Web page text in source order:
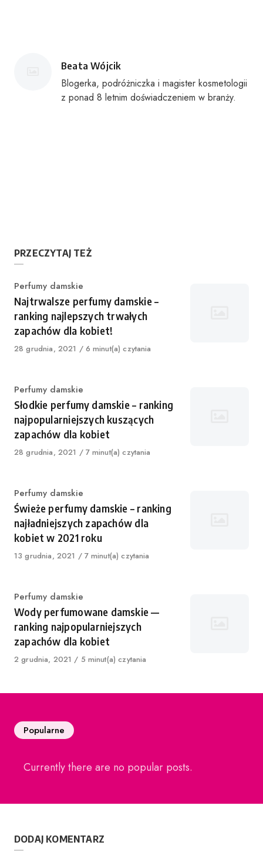
Posted
by
Beata Wójcik
Blogerka, podróżniczka i magister kosmetologii
z ponad 8 letnim doświadczeniem w branży.
PRZECZYTAJ TEŻ
Category
Perfumy damskie
Najtrwalsze perfumy damskie –
ranking najlepszych trwałych
zapachów dla kobiet!
Published
28 grudnia, 2021 6 minut(a) czytania
Category
Perfumy damskie
Słodkie perfumy damskie – ranking
najpopularniejszych kuszących
zapachów dla kobiet
Published
28 grudnia, 2021 7 minut(a) czytania
Category
Perfumy damskie
Świeże perfumy damskie – ranking
najładniejszych zapachów dla
kobiet w 2021 roku
Published
13 grudnia, 2021 7 minut(a) czytania
Category
Perfumy damskie
Wody perfumowane damskie —
ranking najpopularniejszych
zapachów dla kobiet
Published
2 grudnia, 2021 5 minut(a) czytania
Popularne
Currently there are no popular posts.
DODAJ KOMENTARZ